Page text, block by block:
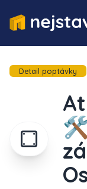
Detail poptávky